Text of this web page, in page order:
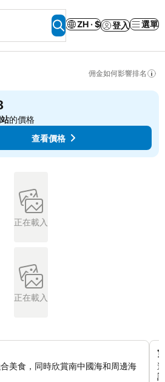
ZH · $ 登入 選單
佣金如何影響排名
的價格
查看價格
正在載入
正在載入
美食，同時欣賞南中國海和周邊海